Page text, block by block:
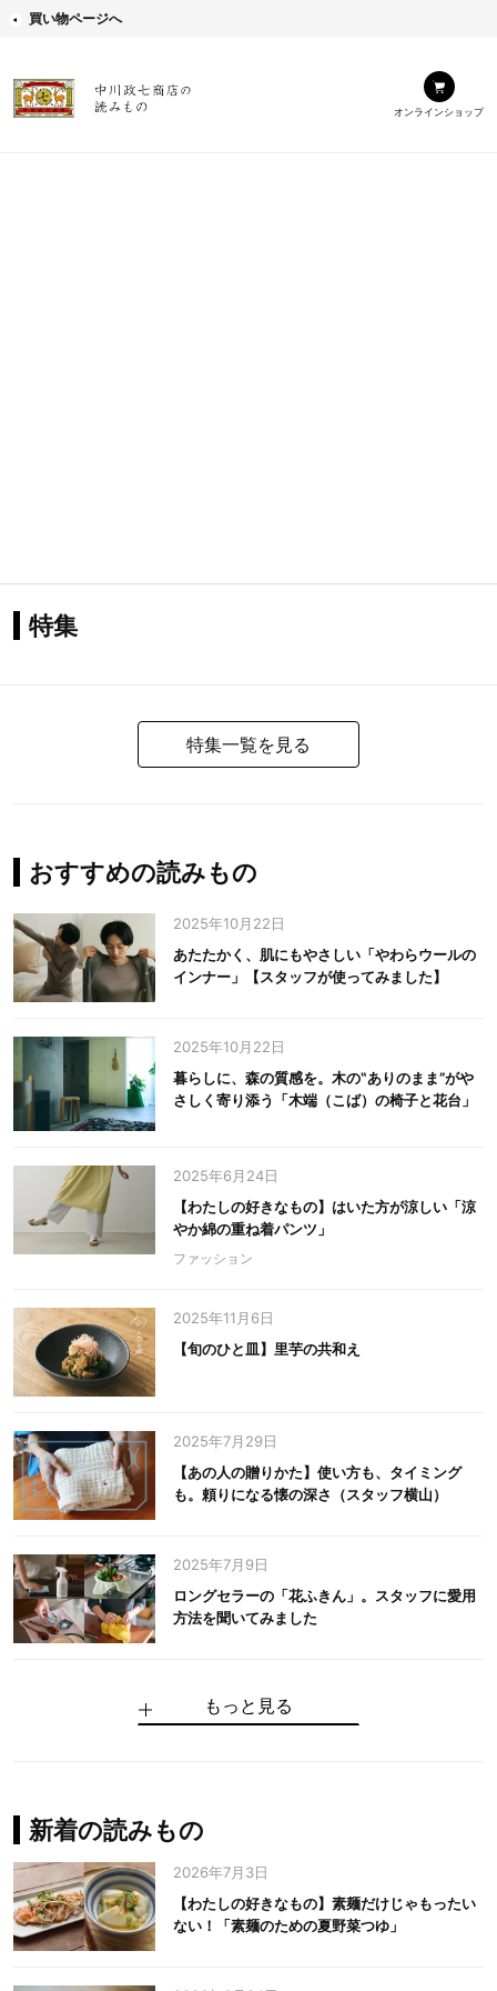
買い物ページへ
オンラインショップ
特集
特集一覧を見る
おすすめの読みもの
2025年10月22日
あたたかく、肌にもやさしい「やわらウールの
インナー」【スタッフが使ってみました】
2025年10月22日
暮らしに、森の質感を。木の‟ありのまま”がや
さしく寄り添う「木端（こば）の椅子と花台」
2025年6月24日
【わたしの好きなもの】はいた方が涼しい「涼
やか綿の重ね着パンツ」
ファッション
2025年11月6日
【旬のひと皿】里芋の共和え
2025年7月29日
【あの人の贈りかた】使い方も、タイミング
も。頼りになる懐の深さ（スタッフ横山）
2025年7月9日
ロングセラーの「花ふきん」。スタッフに愛用
方法を聞いてみました
手仕事だからできる“いいもの”を作り続ける。
麻の老舗が届けたい、麻の魅力をのせた衣「中
中川政七商店の謎を解く、6つの問いと1つの答
100年先の日本に工芸があるように。中川政七
中川政七商店スタッフが綴る「今日も、土鍋ま
【わたしの好きなもの】素麺だけじゃもったい
もっと見る
新着の読みもの
2026年7月3日
【わたしの好きなもの】素麺だけじゃもったい
ない！「素麺のための夏野菜つゆ」